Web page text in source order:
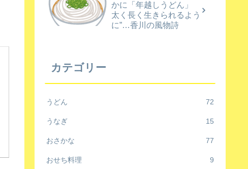
かに「年越しうどん」
太く長く生きられるよう
に”…香川の風物詩
カテゴリー
うどん 72
うなぎ 15
おさかな 77
おせち料理 9